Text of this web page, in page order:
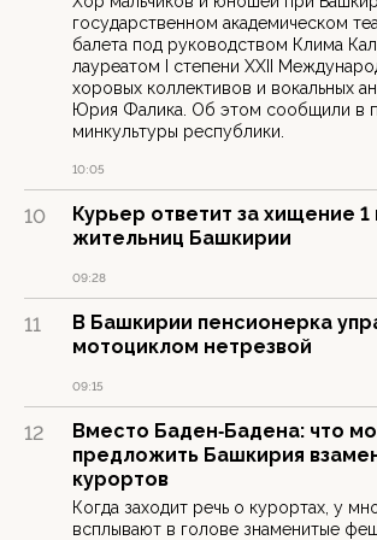
государственном академическом
балета под руководством Клима
лауреатом I степени XXII
хоровых коллективов и вокальных
Юрия Фалика. Об этом сообщили в
минкультуры республики.
10:05
10
Курьер ответит за хищение
жительниц Башкирии
09:28
11
В Башкирии пенсионерка
мотоциклом нетрезвой
09:15
12
Вместо Баден‑Бадена: что
предложить Башкирия
курортов
Когда заходит речь о курортах, у
всплывают в голове знаменитые